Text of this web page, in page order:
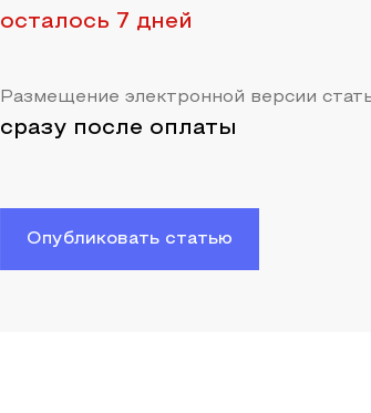
осталось 7 дней
Размещение электронной версии
сразу после оплаты
Опубликовать статью